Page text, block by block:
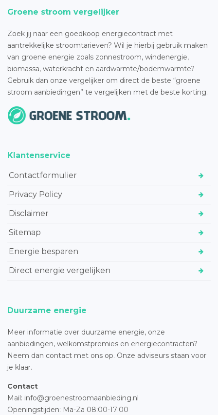
Groene stroom vergelijker
Zoek jij naar een goedkoop energiecontract met
aantrekkelijke stroomtarieven? Wil je hierbij gebruik maken
van groene energie zoals zonnestroom, windenergie,
biomassa, waterkracht en aardwarmte/bodemwarmte?
Gebruik dan onze vergelijker om direct de beste “groene
stroom aanbiedingen” te vergelijken met de beste korting.
Klantenservice
Contactformulier
Privacy Policy
Disclaimer
Sitemap
Energie besparen
Direct energie vergelijken
Duurzame energie
Meer informatie over duurzame energie, onze
aanbiedingen, welkomstpremies en energiecontracten?
Neem dan contact met ons op. Onze adviseurs staan voor
je klaar.
Contact
Mail: info@groenestroomaanbieding.nl
Openingstijden: Ma-Za 08:00-17:00